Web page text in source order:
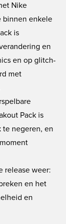
Nike
binnen enkele
is
en
en op glitch-
met
Pack is
te negeren, en
release weer:
en het
en